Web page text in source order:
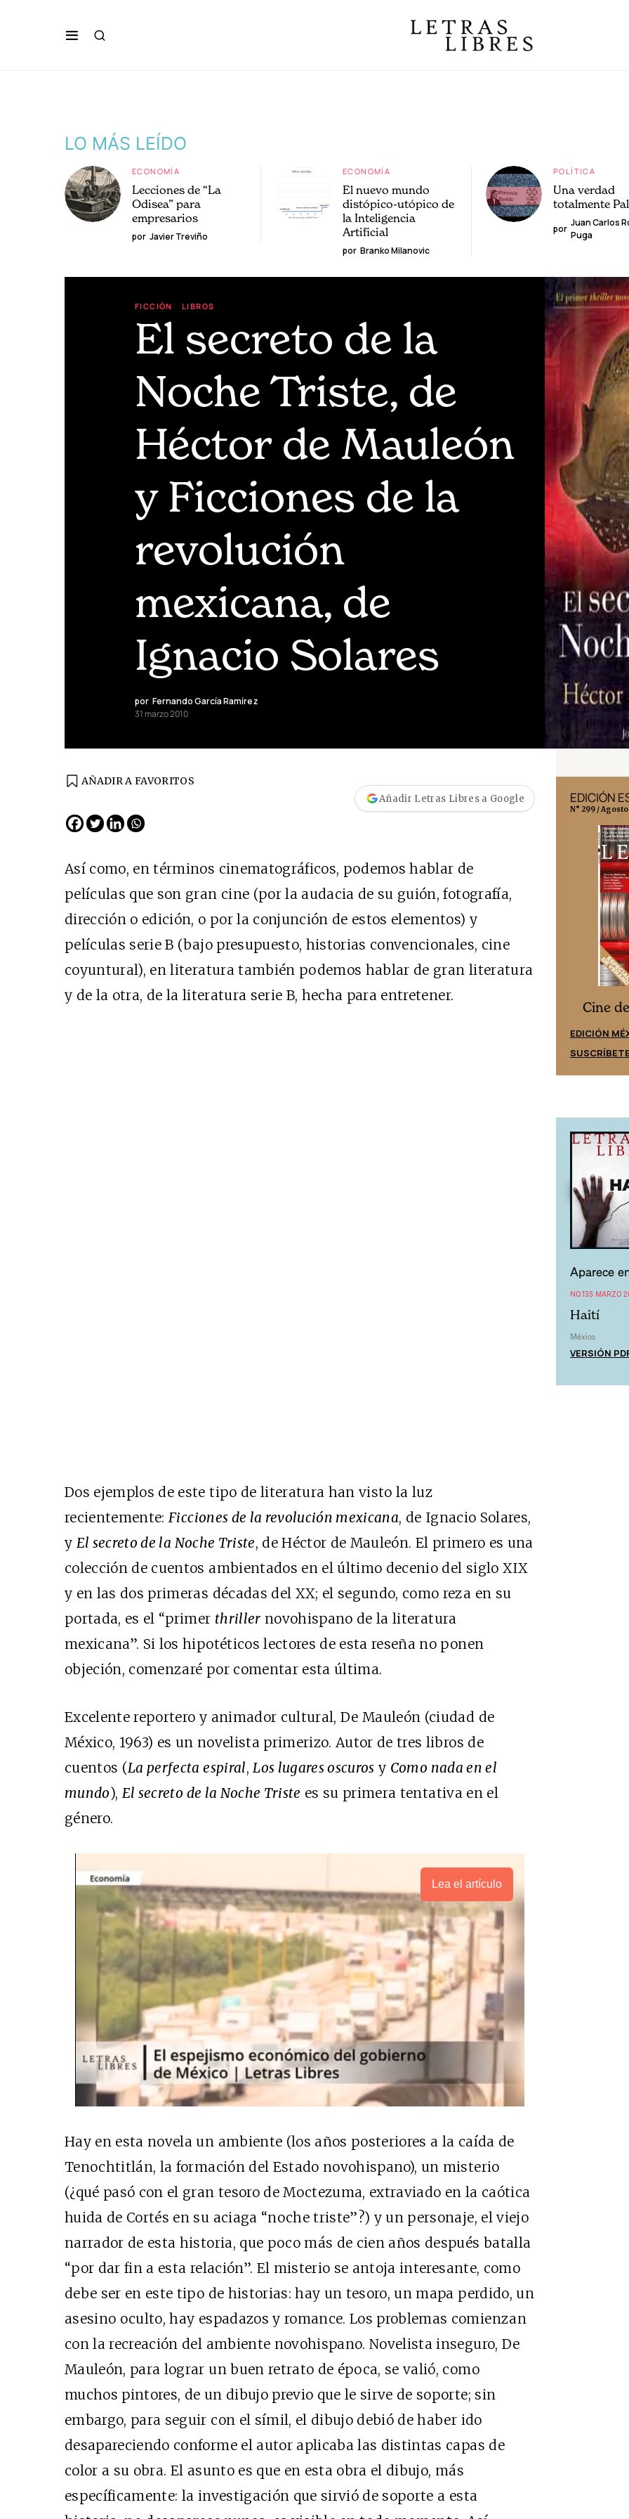
LO MÁS LEÍDO
ECONOMÍA
Lecciones de “La
Odisea” para
empresarios
por Javier Treviño
ECONOMÍA
El nuevo mundo
distópico-utópico de
la Inteligencia
Artificial
por Branko Milanovic
POLÍTICA
Una verdad
totalmente
por
Juan Carlos
Puga
FICCIÓN LIBROS
El secreto de la
Noche Triste, de
Héctor de Mauleón
y Ficciones de la
revolución
mexicana, de
Ignacio Solares
por Fernando García Ramírez
31 marzo 2010
AÑADIR A FAVORITOS
Añadir Letras Libres a Google
Así como, en términos cinematográficos, podemos hablar de
películas que son gran cine (por la audacia de su guión, fotografía,
dirección o edición, o por la conjunción de estos elementos) y
películas serie B (bajo presupuesto, historias convencionales, cine
coyuntural), en literatura también podemos hablar de gran literatura
y de la otra, de la literatura serie B, hecha para entretener.
Dos ejemplos de este tipo de literatura han visto la luz
recientemente:Ficciones de la revolución mexicana, de Ignacio Solares,
y El secreto de la Noche Triste, de Héctor de Mauleón. El primero es una
colección de cuentos ambientados en el último decenio del siglo XIX
y en las dos primeras décadas del XX; el segundo, como reza en su
portada, es el “primer thriller novohispano de la literatura
mexicana”. Si los hipotéticos lectores de esta reseña no ponen
objeción, comenzaré por comentar esta última.
Excelente reportero y animador cultural, De Mauleón (ciudad de
México, 1963) es un novelista primerizo. Autor de tres libros de
cuentos (La perfecta espiral,Los lugares oscuros y Como nada en el
mundo), El secreto de la Noche Triste es su primera tentativa en el
género.
Lea el artículo
Hay en esta novela un ambiente (los años posteriores a la caída de
Tenochtitlán, la formación del Estado novohispano), un misterio
(¿qué pasó con el gran tesoro de Moctezuma, extraviado en la caótica
huida de Cortés en su aciaga “noche triste”?) y un personaje, el viejo
narrador de esta historia, que poco más de cien años después batalla
“por dar fin a esta relación”. El misterio se antoja interesante, como
debe ser en este tipo de historias: hay un tesoro, un mapa perdido, un
asesino oculto, hay espadazos y romance. Los problemas comienzan
con la recreación del ambiente novohispano. Novelista inseguro, De
Mauleón, para lograr un buen retrato de época, se valió, como
muchos pintores, de un dibujo previo que le sirve de soporte; sin
embargo, para seguir con el símil, el dibujo debió de haber ido
desapareciendo conforme el autor aplicaba las distintas capas de
color a su obra. El asunto es que en esta obra el dibujo, más
específicamente: la investigación que sirvió de soporte a esta
Cine desde los márgenes
EDICIÓN MÉXICO
N° 332 / Agosto 2026
Cine desde los márgenes
EDICIÓN
N° 299 /
Cine
EDICIÓN
Aparece
NO.135 MARZO
Haití
México
VERSIÓN